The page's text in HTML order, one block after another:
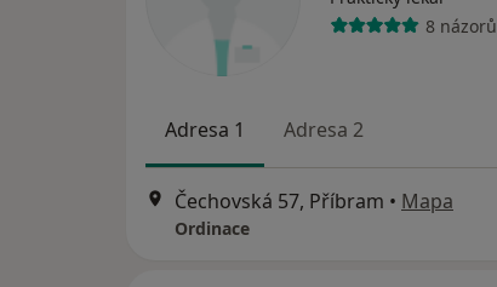
8 názorů
Adresa 1 Adresa 2
Čechovská 57, Příbram • Mapa
Ordinace